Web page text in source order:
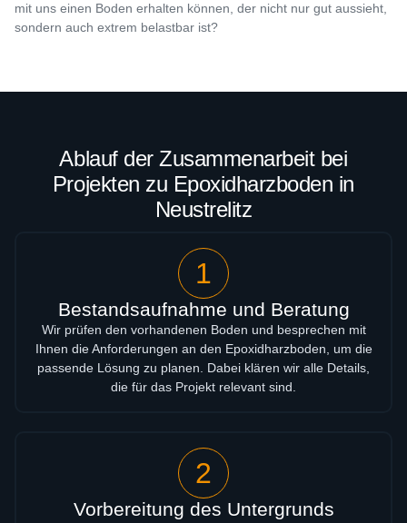
mit uns einen Boden erhalten können, der nicht nur gut aussieht,
sondern auch extrem belastbar ist?
Ablauf der Zusammenarbeit bei
Projekten zu Epoxidharzboden in
Neustrelitz
1
Bestandsaufnahme und Beratung
Wir prüfen den vorhandenen Boden und besprechen mit
Ihnen die Anforderungen an den Epoxidharzboden, um die
passende Lösung zu planen. Dabei klären wir alle Details,
die für das Projekt relevant sind.
2
Vorbereitung des Untergrunds